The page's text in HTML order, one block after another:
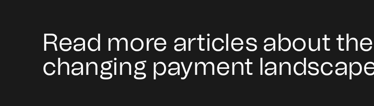
Read more articles about the
changing payment